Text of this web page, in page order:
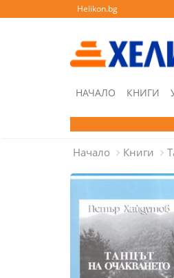
Helikon.bg
НАЧАЛО КНИГИ
Начало Книги